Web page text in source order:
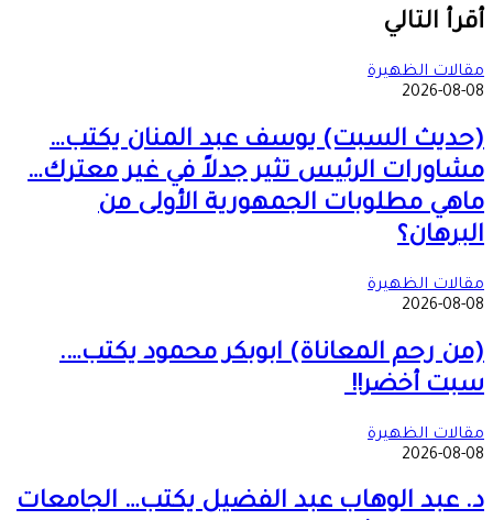
البريد
أقرأ التالي
مقالات الظهيرة
2026-08-08
(حديث السبت) يوسف عبد المنان يكتب…
مشاورات الرئيس تثير جدلاً في غير معترك…
ماهي مطلوبات الجمهورية الأولى من
البرهان؟
مقالات الظهيرة
2026-08-08
(من رحم المعاناة) ابوبكر محمود يكتب….
سبت أخضر!!
مقالات الظهيرة
2026-08-08
د. عبد الوهاب عبد الفضيل يكتب… الجامعات